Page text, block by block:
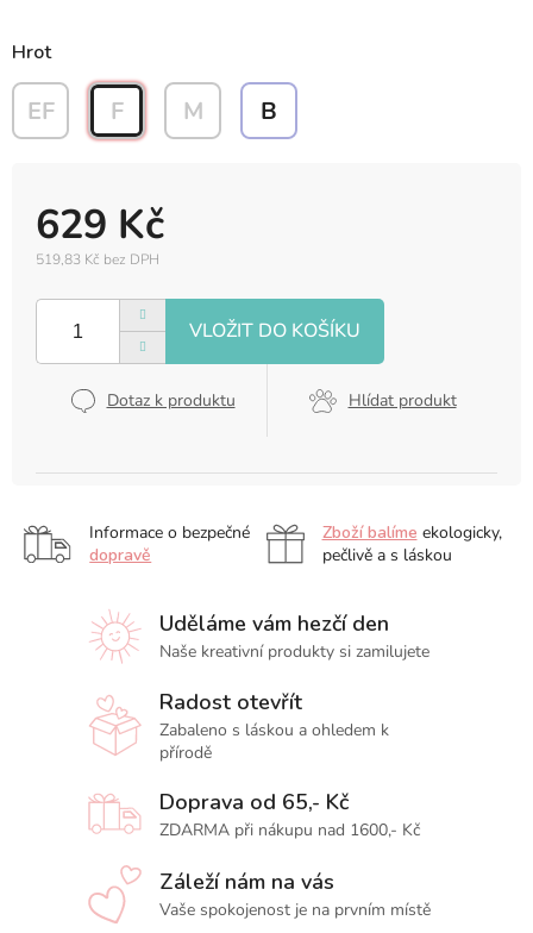
629 Kč
519,83 Kč bez DPH
cena:
Dotaz k produktu Hlídat produkt
Hrot
EF F M B
Informace o bezpečné
dopravě
Zboží balíme ekologicky,
pečlivě a s láskou
Uděláme vám hezčí den
Naše kreativní produkty si zamilujete
Radost otevřít
Zabaleno s láskou a ohledem k
přírodě
Doprava od 65,- Kč
ZDARMA při nákupu nad 1600,- Kč
Záleží nám na vás
Vaše spokojenost je na prvním místě